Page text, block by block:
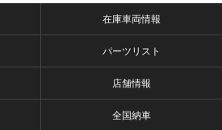
在庫車両情報
パーツリスト
店舗情報
全国納車